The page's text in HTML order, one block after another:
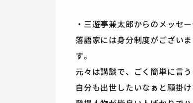
・三遊亭兼太郎からのメッセ
落語家には身分制度がござい
す。
元々は講談で、ごく簡単に言う
自分も出世したいなぁと願掛